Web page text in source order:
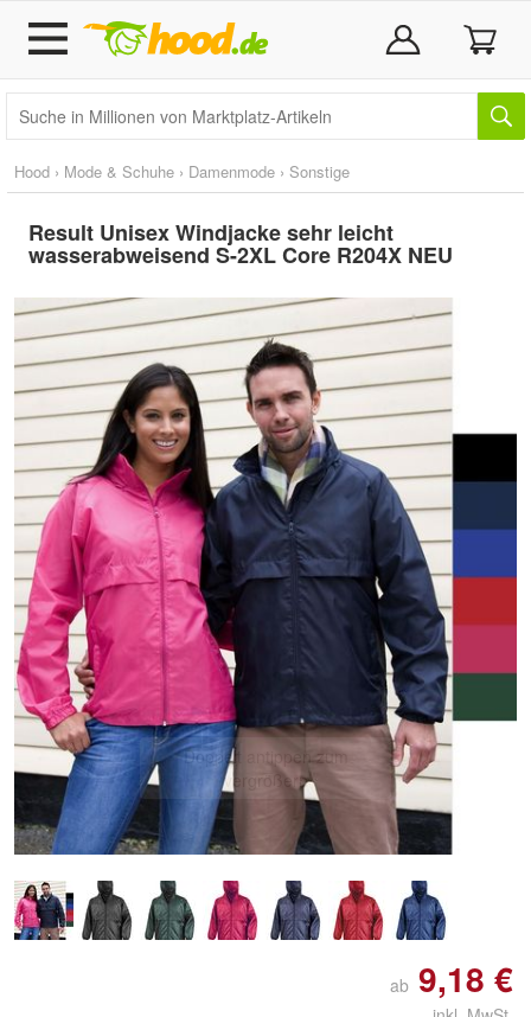
Hood › Mode & Schuhe › Damenmode › Sonstige
Result Unisex Windjacke sehr leicht
wasserabweisend S-2XL Core R204X NEU
Doppelt antippen zum
vergrößern
ab 9,18 €